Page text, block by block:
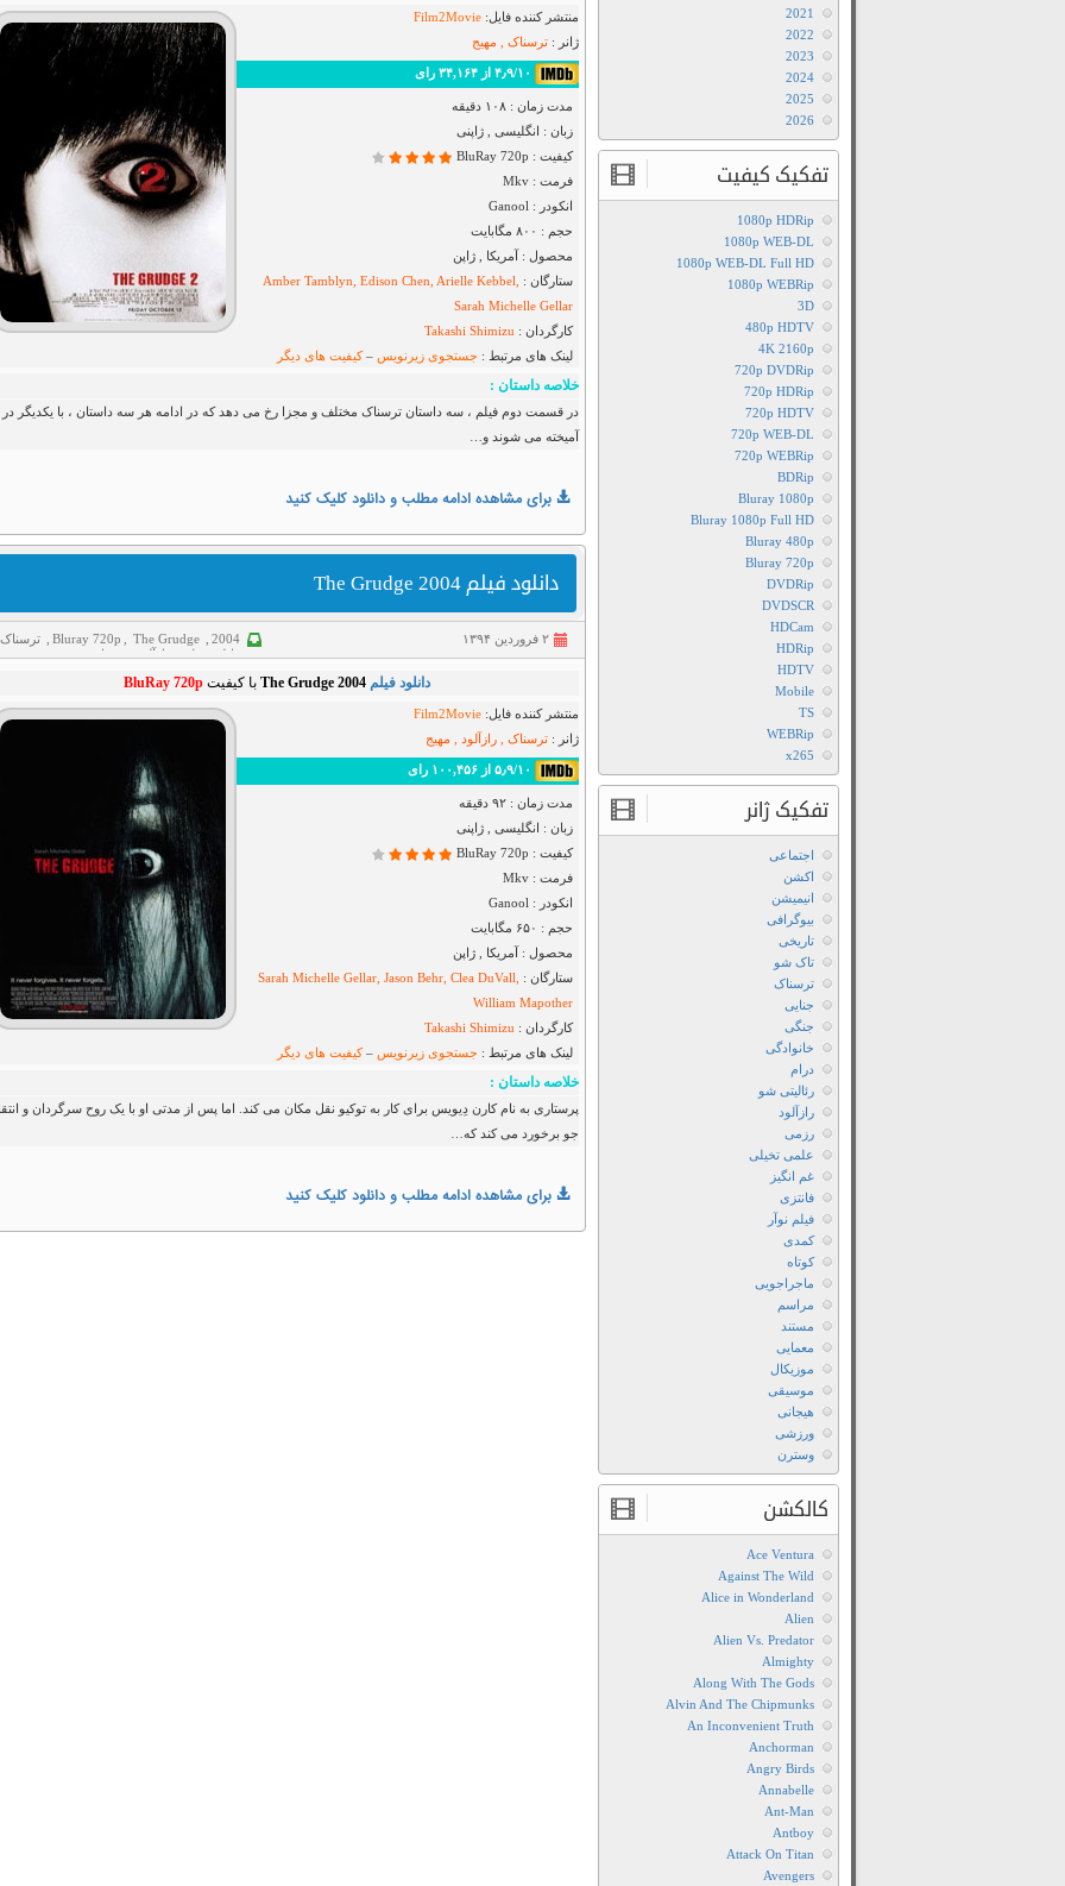
منتشر کننده فایل: Film2Movie
ژانر : ترسناک , مهیج
مدت زمان : ۱۰۸ دقیقه
زبان : انگلیسی , ژاپنی
کیفیت : BluRay 720p
فرمت : Mkv
انکودر : Ganool
حجم : ۸۰۰ مگابایت
محصول : آمریکا , ژاپن
ستارگان :
Amber Tamblyn, Edison Chen, Arielle Kebbel,
Sarah Michelle Gellar
کارگردان : Takashi Shimizu
لینک های مرتبط : جستجوی زیرنویس –کیفیت های دیگر
خلاصه داستان :
در قسمت دوم فیلم ، سه داستان ترسناک مختلف و مجزا رخ می دهد که در ادامه هر سه داستان ، با یکدیگر در
آمیخته می شوند و…
برای مشاهده ادامه مطلب و دانلود کلیک کنید
دانلود فیلم The Grudge 2004
۲ فروردین ۱۳۹۴ 2004
Bluray 720p The Grudge ترسناک
دانلود فیلم
رازآلود هیجانی
دانلود فیلم The Grudge 2004با کیفیت BluRay 720p
منتشر کننده فایل: Film2Movie
ژانر : ترسناک , رازآلود , مهیج
مدت زمان : ۹۲ دقیقه
زبان : انگلیسی , ژاپنی
کیفیت : BluRay 720p
فرمت : Mkv
انکودر : Ganool
حجم : ۶۵۰ مگابایت
محصول : آمریکا , ژاپن
ستارگان :
Sarah Michelle Gellar, Jason Behr, Clea DuVall,
William Mapother
کارگردان : Takashi Shimizu
لینک های مرتبط : جستجوی زیرنویس –کیفیت های دیگر
خلاصه داستان :
پرستاری به نام کارن دِیویس برای کار به توکیو نقل مکان می کند. اما پس از مدتی او با یک روح سرگردان و
جو برخورد می کند که…
برای مشاهده ادامه مطلب و دانلود کلیک کنید
2021
2022
2023
2024
2025
2026
تفکیک کیفیت
1080p HDRip
1080p WEB-DL
1080p WEB-DL Full HD
1080p WEBRip
3D
480p HDTV
4K 2160p
720p DVDRip
720p HDRip
720p HDTV
720p WEB-DL
720p WEBRip
BDRip
Bluray 1080p
Bluray 1080p Full HD
Bluray 480p
Bluray 720p
DVDRip
DVDSCR
HDCam
HDRip
HDTV
Mobile
TS
WEBRip
x265
تفکیک ژانر
اجتماعی
اکشن
انیمیشن
بیوگرافی
تاریخی
تاک شو
ترسناک
جنایی
جنگی
خانوادگی
درام
رئالیتی شو
رازآلود
رزمی
علمی تخیلی
غم انگیز
فانتزی
فیلم نوآر
کمدی
کوتاه
ماجراجویی
مراسم
مستند
معمایی
موزیکال
موسیقی
هیجانی
ورزشی
وسترن
کالکشن
Ace Ventura
Against The Wild
Alice in Wonderland
Alien
Alien Vs. Predator
Almighty
Along With The Gods
Alvin And The Chipmunks
An Inconvenient Truth
Anchorman
Angry Birds
Annabelle
Ant-Man
Antboy
Attack On Titan
Avengers